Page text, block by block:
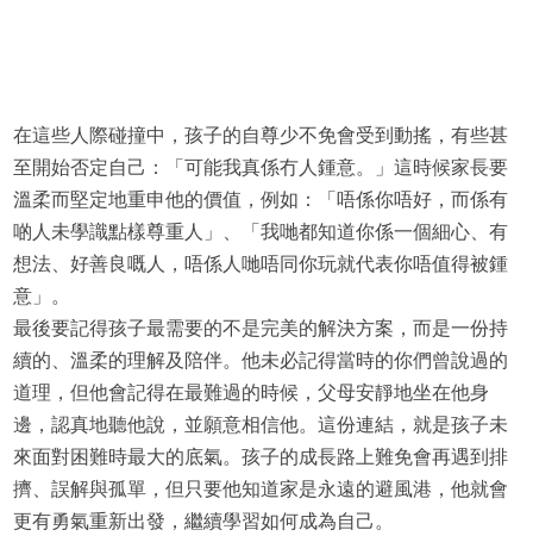
在這些人際碰撞中，孩子的自尊少不免會受到動搖，有些甚
至開始否定自己：「可能我真係冇人鍾意。」這時候家長要
溫柔而堅定地重申他的價值，例如：「唔係你唔好，而係有
啲人未學識點樣尊重人」、「我哋都知道你係一個細心、有
想法、好善良嘅人，唔係人哋唔同你玩就代表你唔值得被鍾
意」。
最後要記得孩子最需要的不是完美的解決方案，而是一份持
續的、溫柔的理解及陪伴。他未必記得當時的你們曾說過的
道理，但他會記得在最難過的時候，父母安靜地坐在他身
邊，認真地聽他說，並願意相信他。這份連結，就是孩子未
來面對困難時最大的底氣。孩子的成長路上難免會再遇到排
擠、誤解與孤單，但只要他知道家是永遠的避風港，他就會
更有勇氣重新出發，繼續學習如何成為自己。